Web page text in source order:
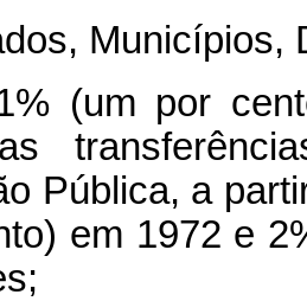
Municípios,
por cento)
Pública, a
em 1972 e